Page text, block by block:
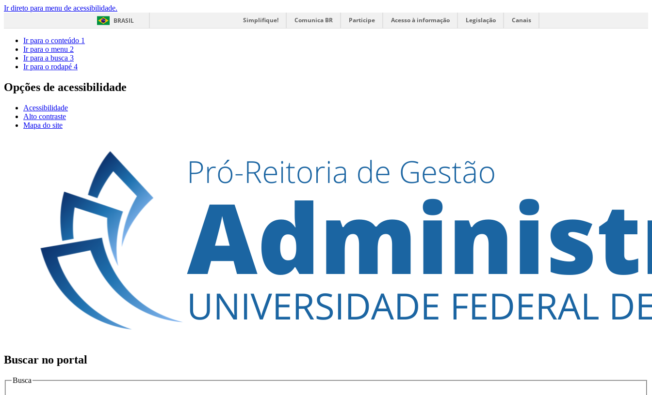
Ir direto para menu de acessibilidade.
BRASIL
Simplifique! Comunica BR Participe Acesso à informação Legislação Canais
Ir para o conteúdo 1
Ir para o menu 2
Ir para a busca 3
Ir para o rodapé 4
Opções de acessibilidade
Acessibilidade
Alto contraste
Mapa do site
Buscar no portal
Busca